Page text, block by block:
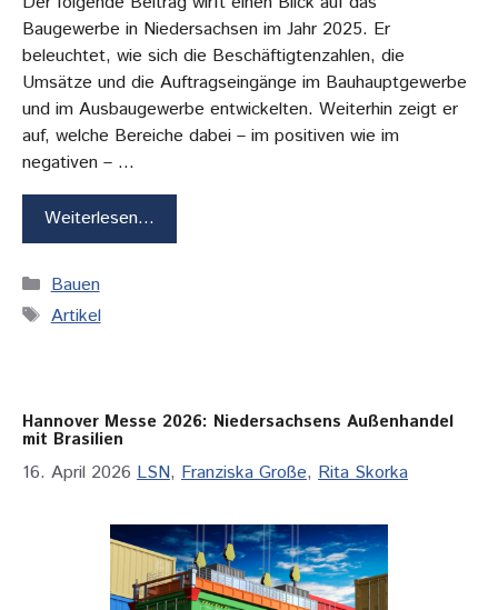
Baugewerbe in Niedersachsen im Jahr 2025. Er
beleuchtet, wie sich die Beschäftigtenzahlen, die
Umsätze und die Auftragseingänge im Bauhauptgewerbe
und im Ausbaugewerbe entwickelten. Weiterhin zeigt er
auf, welche Bereiche dabei – im positiven wie im
negativen – …
Weiterlesen…
Kategorien
Bauen
Schlagwörter
Artikel
Hannover Messe 2026: Niedersachsens Außenhandel
mit Brasilien
16. April 2026 LSN, Franziska Große, Rita Skorka